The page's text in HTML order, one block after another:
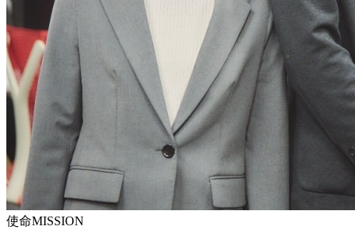
使命MISSION